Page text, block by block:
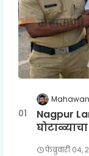
Nagpur
फेब्रुवारी ०४,